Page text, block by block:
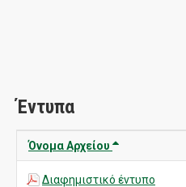
Έντυπα
Όνομα Αρχείου
Διαφημιστικό έντυπο